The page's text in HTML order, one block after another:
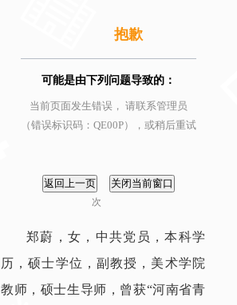
抱歉
可能是由下列问题导致的：
当前页面发生错误， 请联系管理员
（错误标识码：QE00P），或稍后重试
次
郑蔚，女，中共党员，本科学
历，硕士学位，副教授，美术学院
教师，硕士生导师，曾获“河南省青